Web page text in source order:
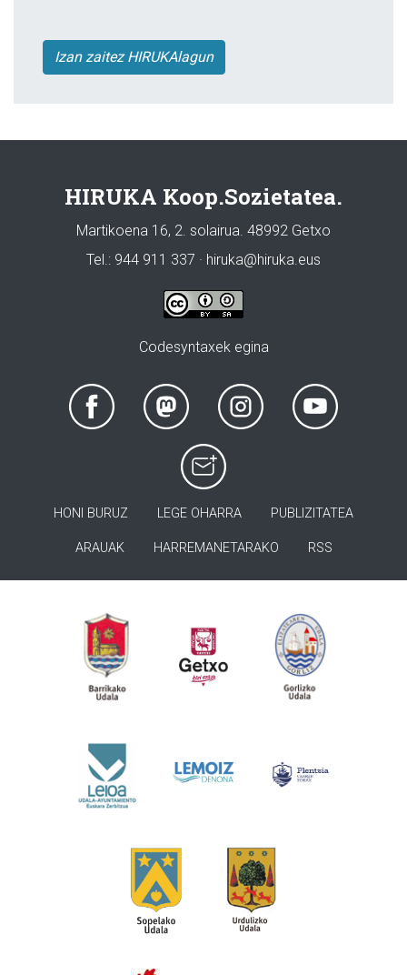
Izan zaitez HIRUKAlagun
HIRUKA Koop.Sozietatea.
Martikoena 16, 2. solairua. 48992 Getxo
Tel.: 944 911 337 · hiruka@hiruka.eus
Codesyntaxek egina
HONI BURUZ LEGE OHARRA PUBLIZITATEA
ARAUAK HARREMANETARAKO RSS